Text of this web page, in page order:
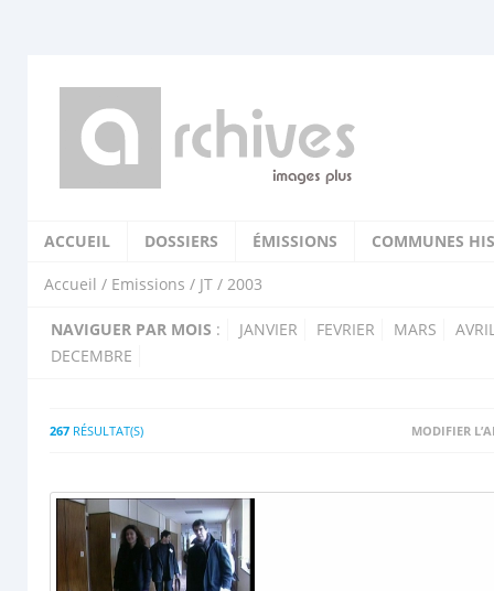
ACCUEIL DOSSIERS ÉMISSIONS COMMUNES
Accueil / Emissions / JT / 2003
NAVIGUER PAR MOIS : JANVIER FEVRIER MARS
DECEMBRE
267 RÉSULTAT(S) MODIFIER